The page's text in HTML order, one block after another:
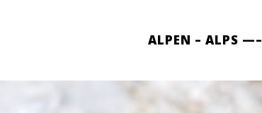
ALPEN – ALPS —–